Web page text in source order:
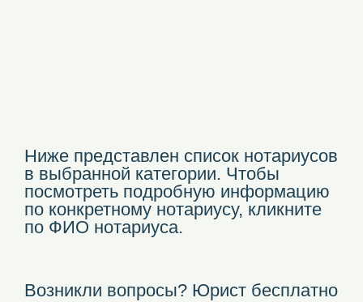
Ниже представлен список нотариусов
в выбранной категории. Чтобы
посмотреть подробную информацию
по конкретному нотариусу, кликните
по ФИО нотариуса.
Возникли вопросы? Юрист бесплатно